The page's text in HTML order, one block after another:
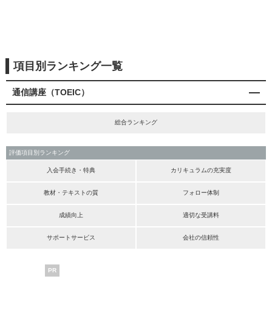
項目別ランキング一覧
通信講座（TOEIC）
総合ランキング
評価項目別ランキング
入会手続き・特典 カリキュラムの充実度
教材・テキストの質 フォロー体制
成績向上 適切な受講料
サポートサービス 会社の信頼性
PR